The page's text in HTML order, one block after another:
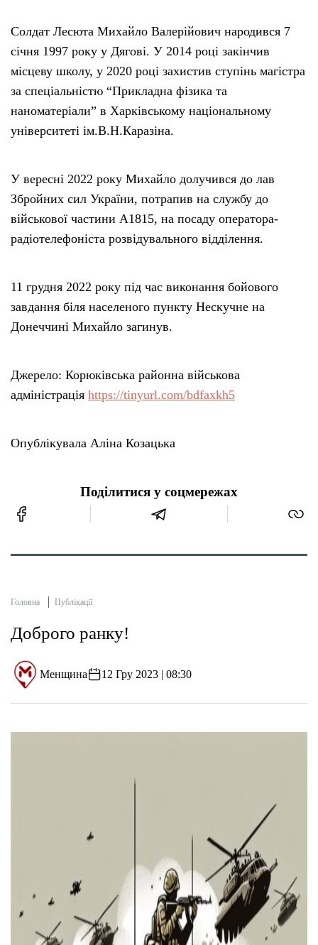
Солдат Лесюта Михайло Валерійович народився 7
січня 1997 року у Дягові. У 2014 році закінчив
місцеву школу, у 2020 році захистив ступінь магістра
за спеціальністю “Прикладна фізика та
наноматеріали” в Харківському національному
університеті ім.В.Н.Каразіна.
У вересні 2022 року Михайло долучився до лав
Збройних сил України, потрапив на службу до
військової частини А1815, на посаду оператора-
радіотелефоніста розвідувального відділення.
11 грудня 2022 року під час виконання бойового
завдання біля населеного пункту Нескучне на
Донеччині Михайло загинув.
Джерело: Корюківська районна військова
адміністрація https://tinyurl.com/bdfaxkh5
Опублікувала Аліна Козацька
Поділитися у соцмережах
Головна Публікації
Доброго ранку!
Менщина 12 Гру 2023 | 08:30